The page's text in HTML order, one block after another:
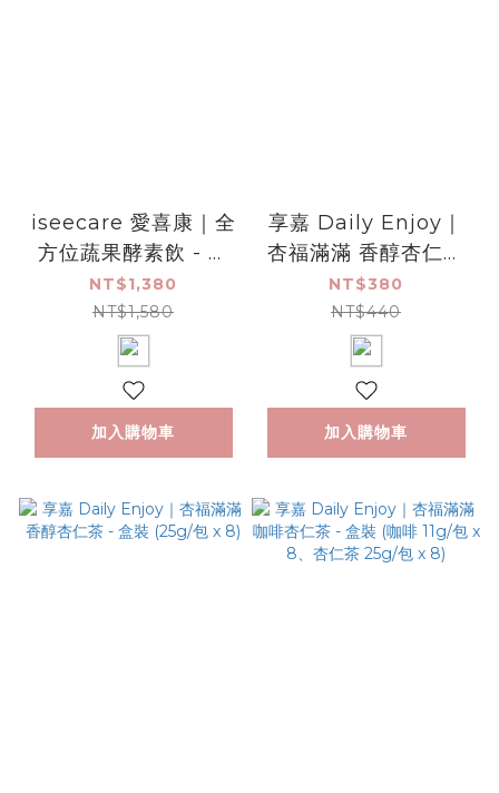
iseecare 愛喜康｜全
方位蔬果酵素飲 - 百
香果風味 (600ml)
NT$1,380
NT$1,580
加入購物車
享嘉 Daily Enjoy｜
杏福滿滿 香醇杏仁茶
- 罐裝 (250g)
NT$380
NT$440
加入購物車